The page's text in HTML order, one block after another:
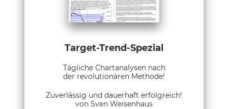
Target-Trend-Spezial
Tägliche Chartanalysen nach
der revolutionären Methode!
Zuverlässig und dauerhaft erfolgreich!
von Sven Weisenhaus